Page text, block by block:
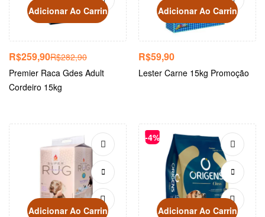
Adicionar Ao Carrinho
R$282,90
R$259,90
Premier Raca Gdes Adult
Cordeiro 15kg
Adicionar Ao Carrinho
R$59,90
Lester Carne 15kg Promoção
Adicionar Ao Carrinho
-4%
Adicionar Ao Carrinho